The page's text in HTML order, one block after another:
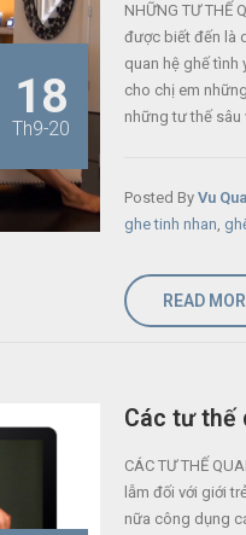
18
Th9-20
NHỮNG TƯ THẾ
được biết đến là
quan hệ ghế tình
cho chị em
những tư thế sâu
Posted By Vu
ghe tinh nhan,
READ
Các tư thế
CÁC TƯ THẾ
lẫm đối với giới
nữa công dụng